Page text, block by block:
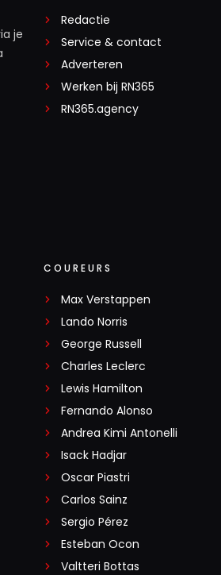
je
Redactie
Service & contact
Adverteren
Werken bij RN365
RN365.agency
COUREURS
Max Verstappen
Lando Norris
George Russell
Charles Leclerc
Lewis Hamilton
Fernando Alonso
Andrea Kimi Antonelli
Isack Hadjar
Oscar Piastri
Carlos Sainz
Sergio Pérez
Esteban Ocon
Valtteri Bottas